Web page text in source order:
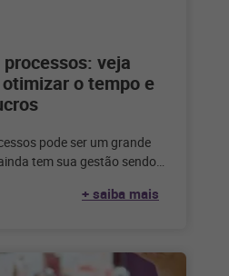
veja
o tempo e
pode ser um grande
tem sua gestão sendo
+ saiba mais